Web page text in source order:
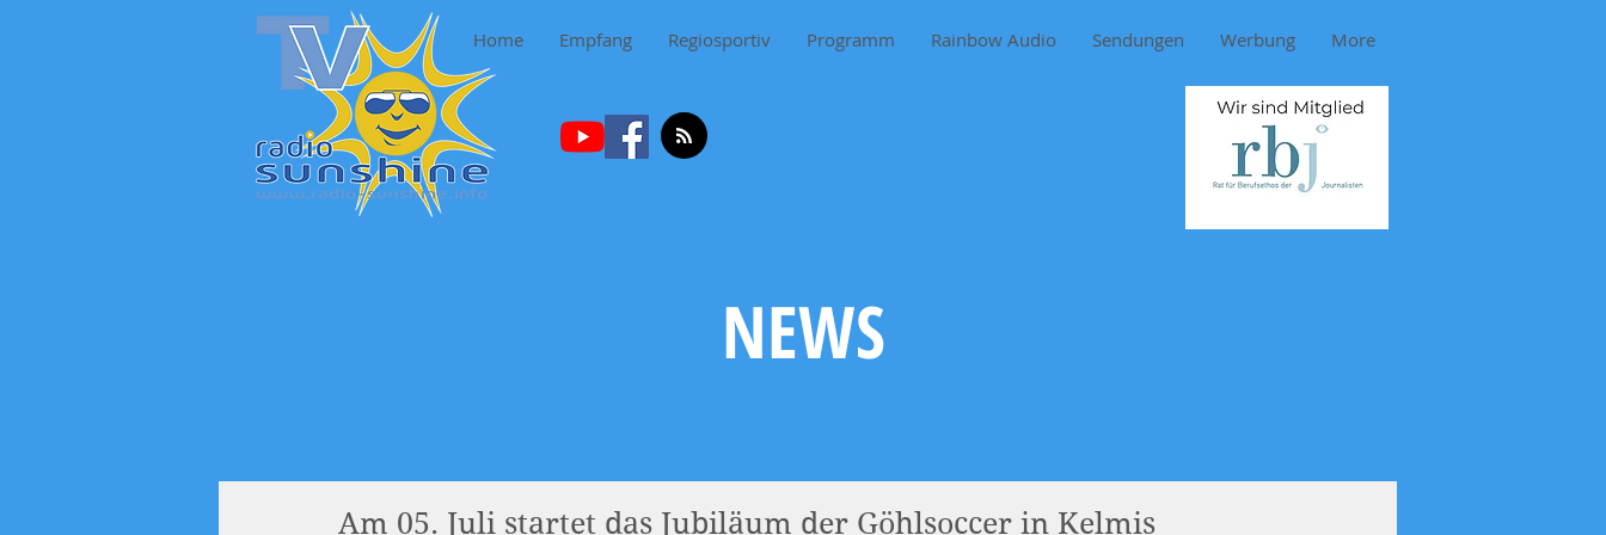
Home Empfang Regiosportiv Programm Rainbow Audio Sendungen Werbung More
NEWS
Am 05. Juli startet das Jubiläum der Göhlsoccer in Kelmis